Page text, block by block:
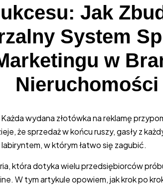
Jak
System
w
Nieruchomości
wydana złotówka na reklamę
że sprzedaż w końcu ruszy, gasły z
w którym łatwo się zagubić.
która dotyka wielu przedsiębiorców
W tym artykule opowiem, jak krok po